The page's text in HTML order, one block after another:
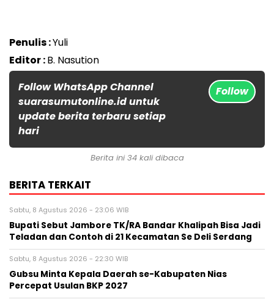
Penulis :Yuli
Editor :B. Nasution
Follow WhatsApp Channel
suarasumutonline.id untuk
update berita terbaru setiap
hari
Follow
Berita ini 34 kali dibaca
BERITA TERKAIT
Sabtu, 8 Agustus 2026 - 23:06 WIB
Bupati Sebut Jambore TK/RA Bandar Khalipah Bisa Jadi
Teladan dan Contoh di 21 Kecamatan Se Deli Serdang
Sabtu, 8 Agustus 2026 - 22:30 WIB
Gubsu Minta Kepala Daerah se-Kabupaten Nias
Percepat Usulan BKP 2027